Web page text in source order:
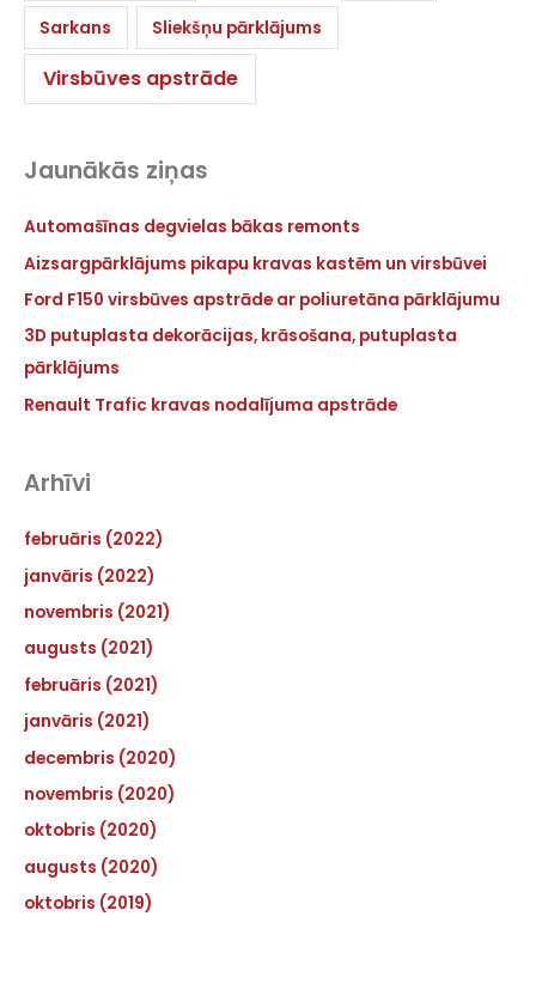
Sarkans Sliekšņu pārklājums
Virsbūves apstrāde
Jaunākās ziņas
Automašīnas degvielas bākas remonts
Aizsargpārklājums pikapu kravas kastēm un virsbūvei
Ford F150 virsbūves apstrāde ar poliuretāna pārklājumu
3D putuplasta dekorācijas, krāsošana, putuplasta
pārklājums
Renault Trafic kravas nodalījuma apstrāde
Arhīvi
februāris (2022)
janvāris (2022)
novembris (2021)
augusts (2021)
februāris (2021)
janvāris (2021)
decembris (2020)
novembris (2020)
oktobris (2020)
augusts (2020)
oktobris (2019)